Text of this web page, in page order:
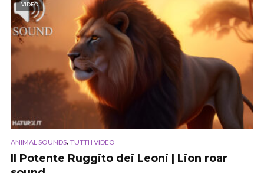
VIDEO
ANIMAL SOUNDS, TUTTI I VIDEO
Il Potente Ruggito dei Leoni | Lion roar